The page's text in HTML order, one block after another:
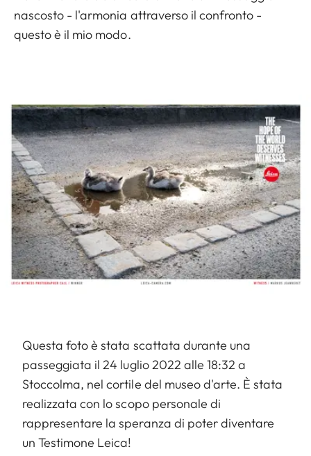
nascosto - l'armonia attraverso il confronto -
questo è il mio modo.
Questa foto è stata scattata durante una
passeggiata il 24 luglio 2022 alle 18:32 a
Stoccolma, nel cortile del museo d'arte. È stata
realizzata con lo scopo personale di
rappresentare la speranza di poter diventare
un Testimone Leica!